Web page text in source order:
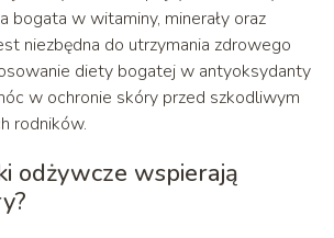
bogata w witaminy, minerały oraz
niezbędna do utrzymania zdrowego
diety bogatej w antyoksydanty
w ochronie skóry przed szkodliwym
rodników.
odżywcze wspierają